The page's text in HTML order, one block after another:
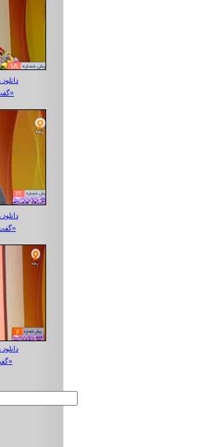
گفت‌وگو با «علیرضا بلاغی»
گفت‌وگو با «محمود هاشمی»
گفت‌وگو با «حمید شفقی»